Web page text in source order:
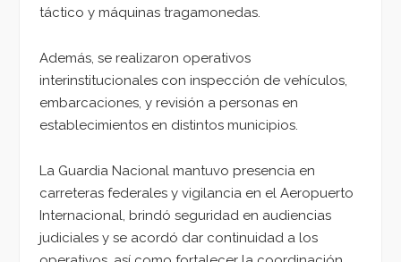
táctico y máquinas tragamonedas.
Además, se realizaron operativos
interinstitucionales con inspección de vehículos,
embarcaciones, y revisión a personas en
establecimientos en distintos municipios.
La Guardia Nacional mantuvo presencia en
carreteras federales y vigilancia en el Aeropuerto
Internacional, brindó seguridad en audiencias
judiciales y se acordó dar continuidad a los